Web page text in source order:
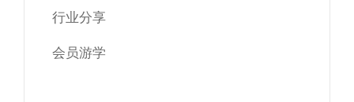
行业分享
会员游学